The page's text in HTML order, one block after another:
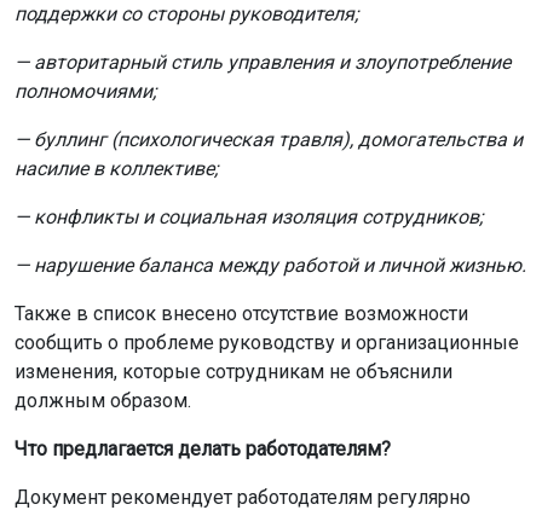
поддержки со стороны руководителя;
— авторитарный стиль управления и злоупотребление
полномочиями;
— буллинг (психологическая травля), домогательства и
насилие в коллективе;
— конфликты и социальная изоляция сотрудников;
— нарушение баланса между работой и личной жизнью.
Также в список внесено отсутствие возможности
сообщить о проблеме руководству и организационные
изменения, которые сотрудникам не объяснили
должным образом.
Что предлагается делать работодателям?
Документ рекомендует работодателям регулярно